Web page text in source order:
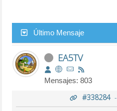
Último Mensaje
EA5TV
Mensajes: 803
#338284-